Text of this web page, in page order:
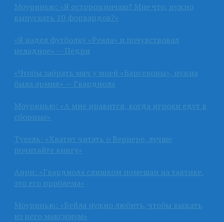
Моуринью: «Я осторожничаю? Мне что, нужно
выпускать 10 форвардов?»
«Я надел футболку «Реала» и почувствовал
неладное» — Педри
«Чтобы забрать мяч у моей «Барселоны», нужна
была армия» — Гвардиола
Моуринью: «А мне нравится, когда игроки едут в
сборные»
Тухель: «Хватит читать о Вернере, лучше
почитайте книгу»
Анри: «Гвардиола слишком помешан на тактике,
это его проблема»
Моуринью: «Бейла нужно любить, чтобы выжать
из него максимум»